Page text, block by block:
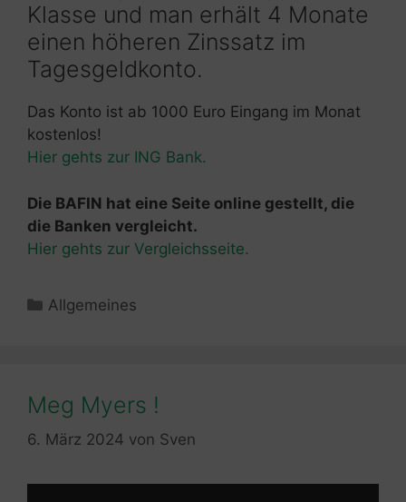
Klasse und man erhält 4 Monate
einen höheren Zinssatz im
Tagesgeldkonto.
Das Konto ist ab 1000 Euro Eingang im Monat
kostenlos!
Hier gehts zur ING Bank.
Die BAFIN hat eine Seite online gestellt, die
die Banken vergleicht.
Hier gehts zur Vergleichsseite.
Kategorien
Allgemeines
Meg Myers !
6. März 2024 von Sven